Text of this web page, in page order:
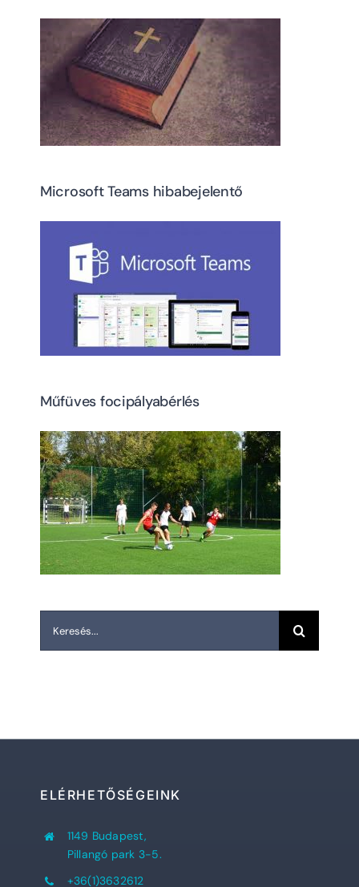
Microsoft Teams hibabejelentő
Műfüves focipályabérlés
ELÉRHETŐSÉGEINK
1149 Budapest,
Pillangó park 3-5.
+36(1)3632612